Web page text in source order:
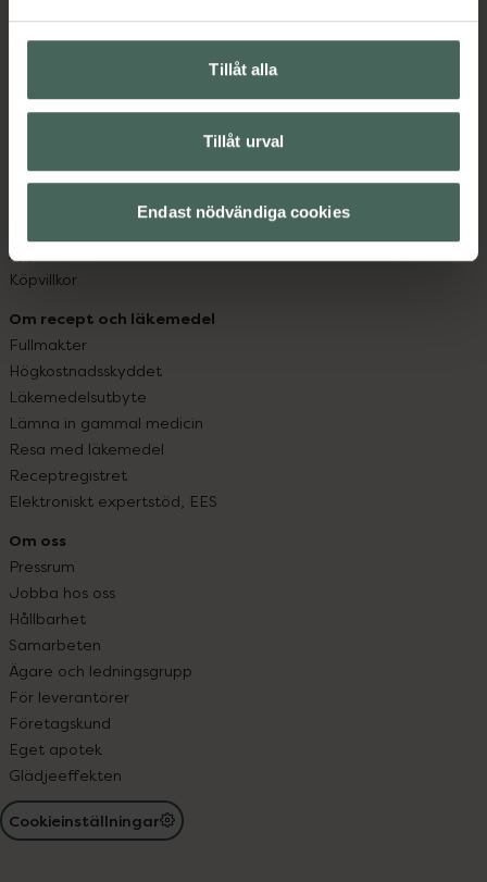
Tillåt alla
Tillåt urval
Endast nödvändiga cookies
Kundservice
Vanliga frågor
Leverans, betalning och retur
App
Köpvillkor
Om recept och läkemedel
Fullmakter
Högkostnadsskyddet
Läkemedelsutbyte
Lämna in gammal medicin
Resa med läkemedel
Receptregistret
Elektroniskt expertstöd, EES
Om oss
Pressrum
Jobba hos oss
Hållbarhet
Samarbeten
Ägare och ledningsgrupp
För leverantörer
Företagskund
Eget apotek
Glädjeeffekten
Cookieinställningar